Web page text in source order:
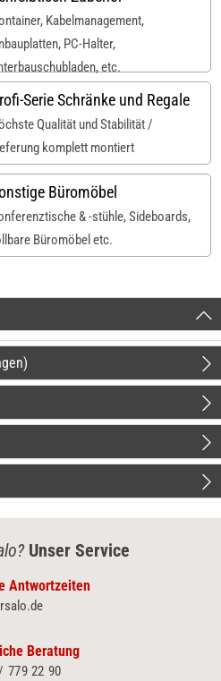
Kabelmanagement,
PC-Halter,
etc.
Serie Schränke und Regale
Qualität und Stabilität /
komplett montiert
Büromöbel
& -stühle, Sideboards,
Büromöbel etc.
Unser Service
Antwortzeiten
Beratung
779 22 90